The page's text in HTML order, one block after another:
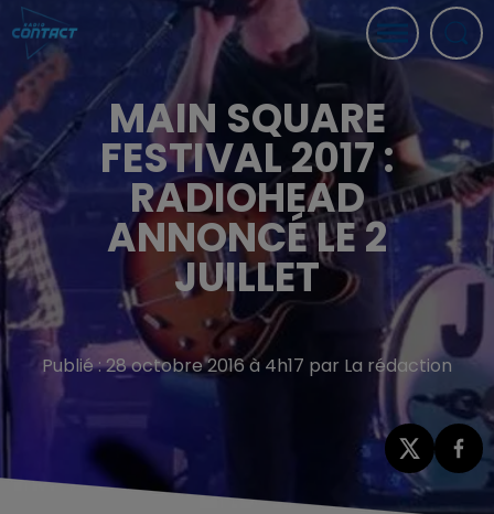
MAIN SQUARE
FESTIVAL 2017 :
RADIOHEAD
ANNONCÉ LE 2
JUILLET
Publié : 28 octobre 2016 à 4h17 par La rédaction